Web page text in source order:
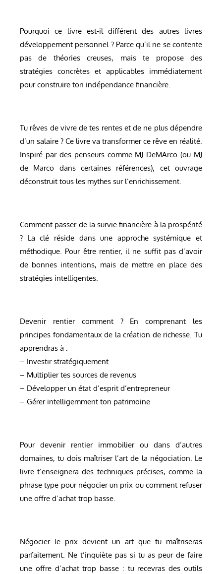
Pourquoi ce livre est-il différent des autres livres
développement personnel ? Parce qu’il ne se contente
pas de théories creuses, mais te propose des
stratégies concrètes et applicables immédiatement
pour construire ton indépendance financière.
Tu rêves de vivre de tes rentes et de ne plus dépendre
d’un salaire ? Ce livre va transformer ce rêve en réalité.
Inspiré par des penseurs comme MJ DeMArco (ou MJ
de Marco dans certaines références), cet ouvrage
déconstruit tous les mythes sur l’enrichissement.
Comment passer de la survie financière à la prospérité
? La clé réside dans une approche systémique et
méthodique. Pour être rentier, il ne suffit pas d’avoir
de bonnes intentions, mais de mettre en place des
stratégies intelligentes.
Devenir rentier comment ? En comprenant les
principes fondamentaux de la création de richesse. Tu
apprendras à :
– Investir stratégiquement
– Multiplier tes sources de revenus
– Développer un état d’esprit d’entrepreneur
– Gérer intelligemment ton patrimoine
Pour devenir rentier immobilier ou dans d’autres
domaines, tu dois maîtriser l’art de la négociation. Le
livre t’enseignera des techniques précises, comme la
phrase type pour négocier un prix ou comment refuser
une offre d’achat trop basse.
Négocier le prix devient un art que tu maîtriseras
parfaitement. Ne t’inquiète pas si tu as peur de faire
une offre d’achat trop basse : tu recevras des outils